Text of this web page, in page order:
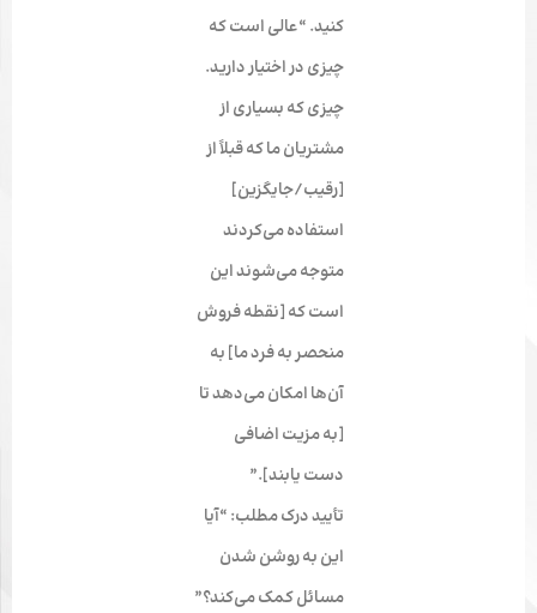
کنید. “عالی است که
چیزی در اختیار دارید.
چیزی که بسیاری از
مشتریان ما که قبلاً از
[رقیب/جایگزین]
استفاده می‌کردند
متوجه می‌شوند این
است که [نقطه فروش
منحصر به فرد ما] به
آن‌ها امکان می‌دهد تا
[به مزیت اضافی
دست یابند].”
تأیید درک مطلب: “آیا
این به روشن شدن
مسائل کمک می‌کند؟”